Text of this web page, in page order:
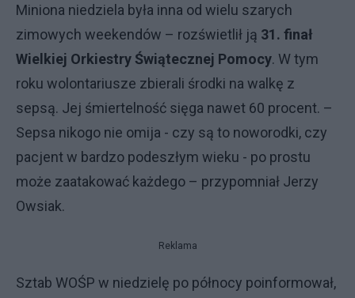
Miniona niedziela była inna od wielu szarych
zimowych weekendów – rozświetlił ją 31. finał
Wielkiej Orkiestry Świątecznej Pomocy. W tym
roku wolontariusze zbierali środki na walkę z
sepsą. Jej śmiertelność sięga nawet 60 procent. –
Sepsa nikogo nie omija - czy są to noworodki, czy
pacjent w bardzo podeszłym wieku - po prostu
może zaatakować każdego – przypomniał Jerzy
Owsiak.
Reklama
Sztab WOŚP w niedzielę po północy poinformował,